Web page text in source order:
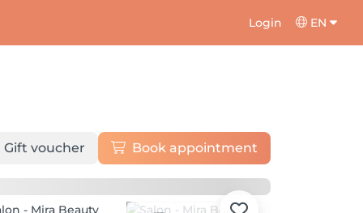
Login EN
Gift voucher Book appointment